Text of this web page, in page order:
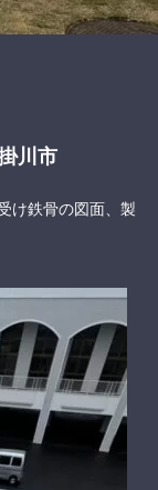
川市
け鉄骨の図面、製